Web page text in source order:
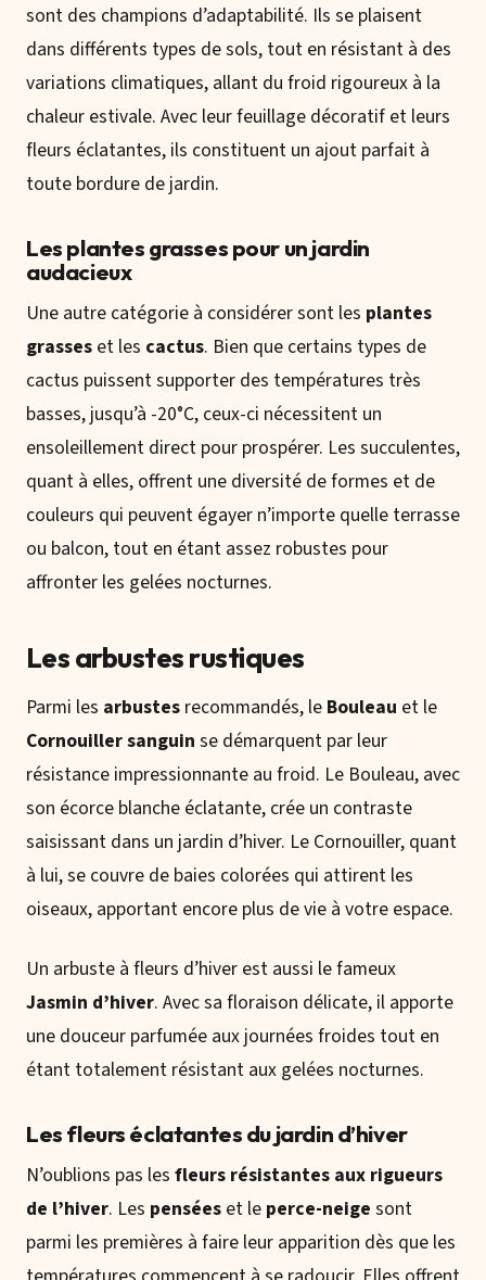
sont des champions d’adaptabilité. Ils se plaisent
dans différents types de sols, tout en résistant à des
variations climatiques, allant du froid rigoureux à la
chaleur estivale. Avec leur feuillage décoratif et leurs
fleurs éclatantes, ils constituent un ajout parfait à
toute bordure de jardin.
Les plantes grasses pour un jardin
audacieux
Une autre catégorie à considérer sont les plantes
grasses et les cactus. Bien que certains types de
cactus puissent supporter des températures très
basses, jusqu’à -20°C, ceux-ci nécessitent un
ensoleillement direct pour prospérer. Les succulentes,
quant à elles, offrent une diversité de formes et de
couleurs qui peuvent égayer n’importe quelle terrasse
ou balcon, tout en étant assez robustes pour
affronter les gelées nocturnes.
Les arbustes rustiques
Parmi les arbustes recommandés, le Bouleau et le
Cornouiller sanguin se démarquent par leur
résistance impressionnante au froid. Le Bouleau, avec
son écorce blanche éclatante, crée un contraste
saisissant dans un jardin d’hiver. Le Cornouiller, quant
à lui, se couvre de baies colorées qui attirent les
oiseaux, apportant encore plus de vie à votre espace.
Un arbuste à fleurs d’hiver est aussi le fameux
Jasmin d’hiver. Avec sa floraison délicate, il apporte
une douceur parfumée aux journées froides tout en
étant totalement résistant aux gelées nocturnes.
Les fleurs éclatantes du jardin d’hiver
N’oublions pas les fleurs résistantes aux rigueurs
de l’hiver. Les pensées et le perce-neige sont
parmi les premières à faire leur apparition dès que les